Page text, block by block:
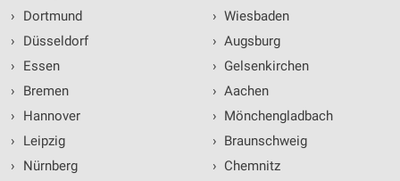
›
Dortmund
›
Düsseldorf
›
Essen
›
Bremen
›
Hannover
›
Leipzig
›
Nürnberg
› Wiesbaden
› Augsburg
› Gelsenkirchen
› Aachen
› Mönchengladbach
› Braunschweig
› Chemnitz